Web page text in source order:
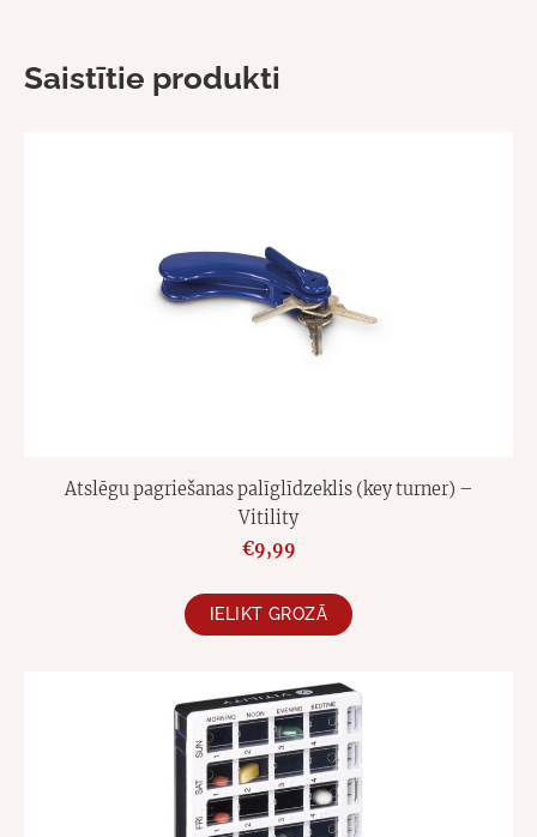
Saistītie produkti
Atslēgu pagriešanas palīglīdzeklis (key turner) –
Vitility
€9,99
IELIKT GROZĀ